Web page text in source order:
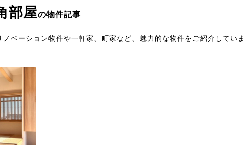
部屋の物件記事
ベーション物件や一軒家、町家など、魅力的な物件をご紹介していま